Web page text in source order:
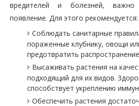
вредителей и болезней, важно
появление. Для этого рекомендуется:
Соблюдать санитарные
пораженные клубнику, овощи
предотвратить
Высаживать растения на
подходящий для их видов.
способствует укреплению
Обеспечить растения